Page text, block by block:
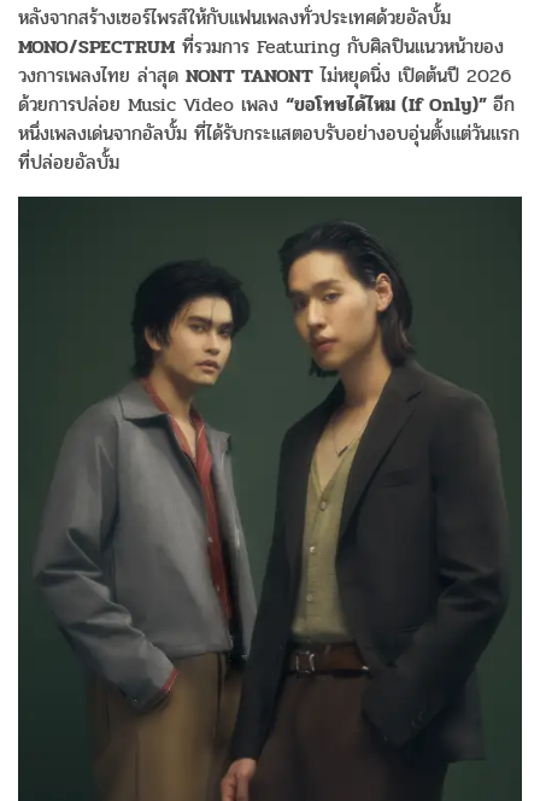
หลังจากสร้างเซอร์ไพรส์ให้กับแฟนเพลงทั่วประเทศด้วยอัลบั้ม
MONO/SPECTRUM ที่รวมการ Featuring กับศิลปินแนวหน้าของ
วงการเพลงไทย ล่าสุด NONT TANONT ไม่หยุดนิ่ง เปิดต้นปี 2026
ด้วยการปล่อย Music Video เพลง “ขอโทษได้ไหม (If Only)” อีก
หนึ่งเพลงเด่นจากอัลบั้ม ที่ได้รับกระแสตอบรับอย่างอบอุ่นตั้งแต่วันแรก
ที่ปล่อยอัลบั้ม